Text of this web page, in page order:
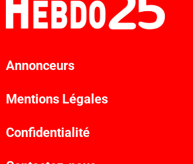
Annonceurs
Mentions Légales
Confidentialité